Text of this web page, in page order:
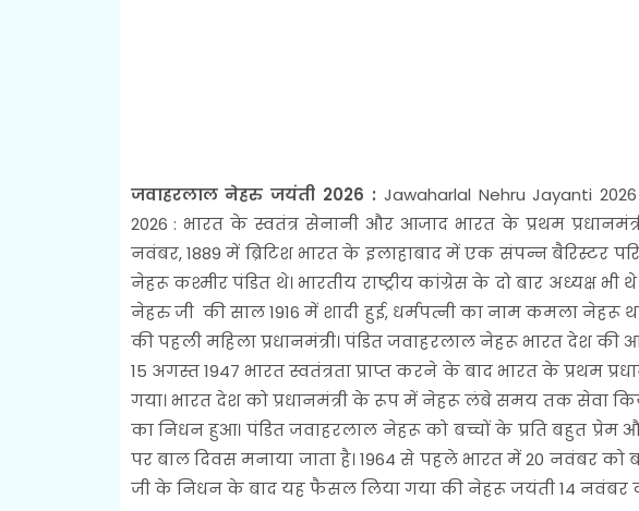
जवाहरलाल नेहरु जयंती 2026 : Jawaharlal Nehru Jayanti
2026 : भारत के स्वतंत्र सेनानी और आजाद भारत के प्रथम
नवंबर, 1889 में ब्रिटिश भारत के इलाहाबाद में एक संपन्न बैरिस्टर
नेहरू कश्मीर पंडित थे। भारतीय राष्ट्रीय कांग्रेस के दो बार अध्यक्ष
नेहरु जी की साल 1916 में शादी हुई, धर्मपत्नी का नाम कमला नेहरू
की पहली महिला प्रधानमंत्री। पंडित जवाहरलाल नेहरू भारत देश की
15 अगस्त 1947 भारत स्वतंत्रता प्राप्त करने के बाद भारत के प्रथम
गया। भारत देश को प्रधानमंत्री के रूप में नेहरू लंबे समय तक सेवा
का निधन हुआ। पंडित जवाहरलाल नेहरू को बच्चों के प्रति बहुत
पर बाल दिवस मनाया जाता है। 1964 से पहले भारत में 20 नवंबर
जी के निधन के बाद यह फैसल लिया गया की नेहरू जयंती 14 नवंबर